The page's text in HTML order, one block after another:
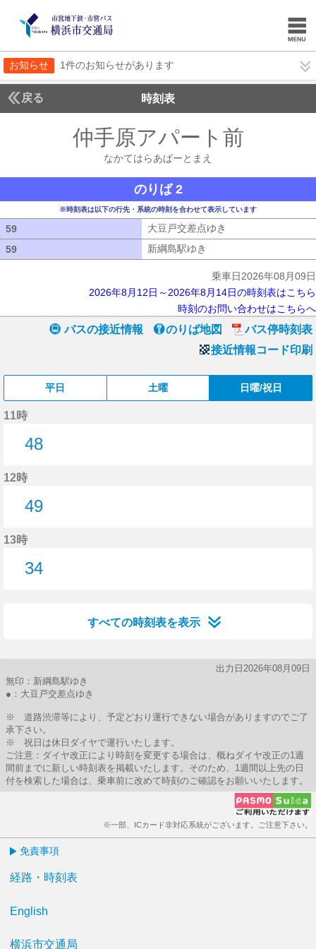
お知らせ 1件のお知らせがあります
戻る 時刻表
仲手原アパート前
なかてはらあぱーとまえ
のりば 2
※時刻表は以下の行先・系統の時刻を合わせて表示しています
59 大豆戸交差点ゆき
59
新綱島駅ゆき
乗車日2026年08月09日
2026年8月12日～2026年8月14日の時刻表はこちら
時刻のお問い合わせはこちらへ
バスの接近情報 のりば地図
バス停時刻表
接近情報コード印刷
平日 土曜 日曜/祝日
11時
48
12時
49
13時
34
すべての時刻表を表示
出力日2026年08月09日
無印：新綱島駅ゆき
●：大豆戸交差点ゆき
※ 道路渋滞等により、予定どおり運行できない場合がありますのでご了
承下さい。
※ 祝日は休日ダイヤで運行いたします。
ご注意：ダイヤ改正により時刻を変更する場合は、概ねダイヤ改正の1週
間前までに新しい時刻表を掲載いたします。そのため、1週間以上先の日
付を検索した場合は、乗車前に改めて時刻のご確認をお願いいたします。
※一部、ICカード非対応系統がございます。ご注意下さい。
免責事項
経路・時刻表
English
横浜市交通局